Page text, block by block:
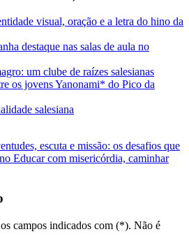
visual, oração e a letra do hino da
destaque nas salas de aula no
um clube de raízes salesianas
os jovens Yanonami* do Pico da
salesiana
escuta e missão: os desafios que
Educar com misericórdia, caminhar
campos indicados com (*). Não é